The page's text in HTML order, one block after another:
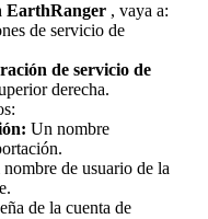
EarthRanger , vaya a:
de servicio de
ón de servicio de
derecha.
:
ón: Un nombre
ón.
nombre de usuario de la
.
ña de la cuenta de